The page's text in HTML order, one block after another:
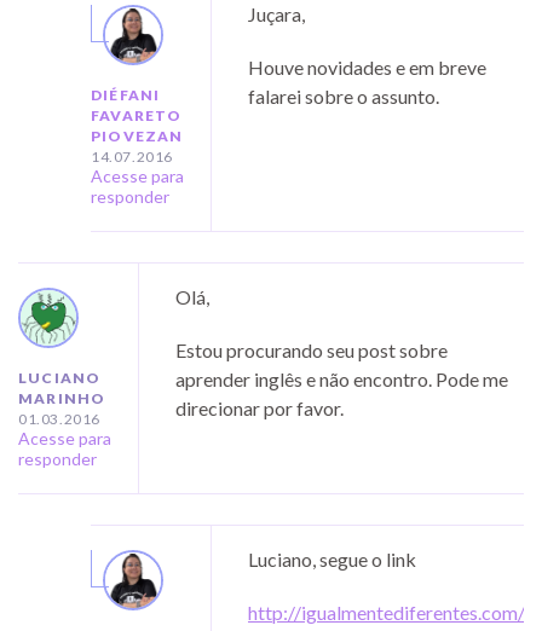
DIÉFANI
FAVARETO
PIOVEZAN
14.07.2016
Acesse para
responder
Juçara,
Houve novidades e em breve
falarei sobre o assunto.
LUCIANO
MARINHO
01.03.2016
Acesse para
responder
Olá,
Estou procurando seu post sobre
aprender inglês e não encontro. Pode me
direcionar por favor.
Luciano, segue o link
http://igualmentediferentes.com/